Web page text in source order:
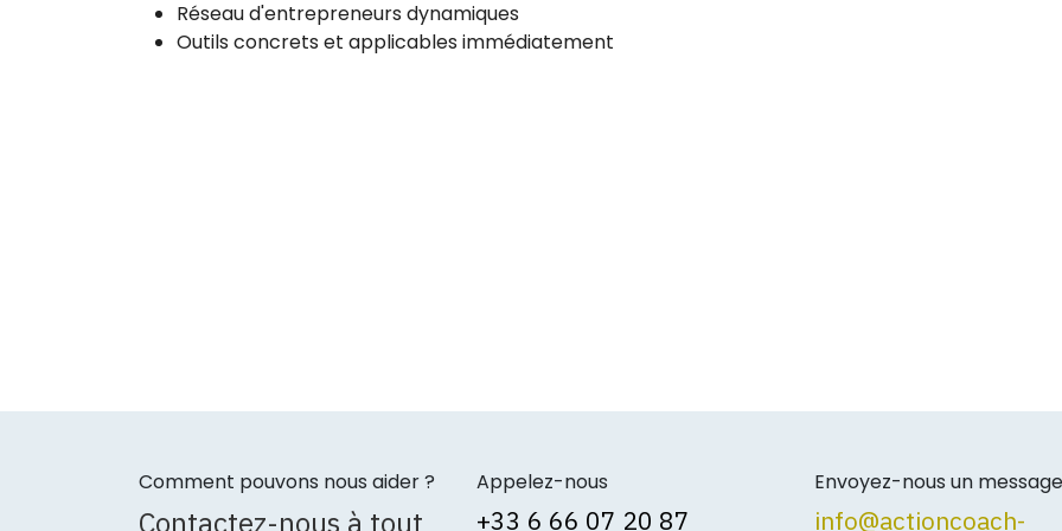
Réseau d'entrepreneurs dynamiques
Outils concrets et applicables immédiatement
Comment pouvons nous aider ?
Contactez-nous à tout
Appelez-nous
+33 6 66 07 20 87
Envoyez-nous un message
info@actioncoach-